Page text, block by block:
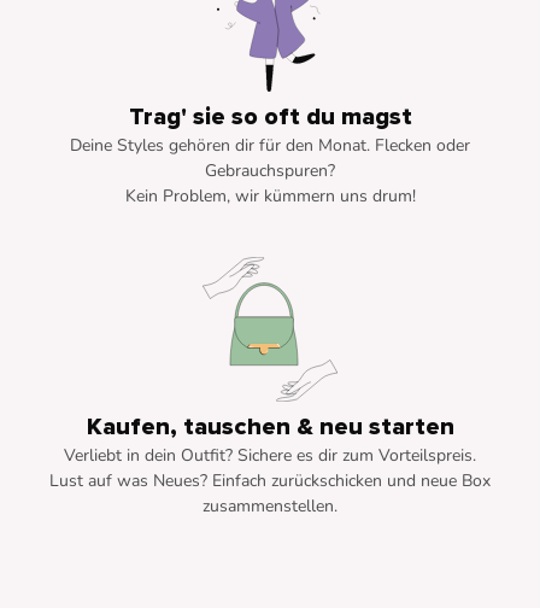
Trag' sie so oft du magst
Deine Styles gehören dir für den Monat. Flecken oder
Gebrauchspuren?
Kein Problem, wir kümmern uns drum!
Kaufen, tauschen & neu starten
Verliebt in dein Outfit? Sichere es dir zum Vorteilspreis.
Lust auf was Neues? Einfach zurückschicken und neue Box
zusammenstellen.